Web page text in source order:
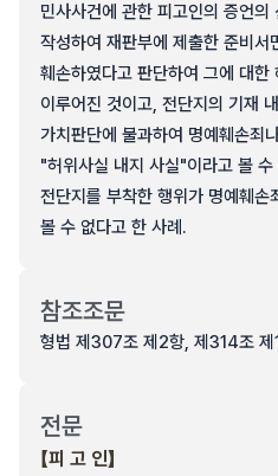
민사사건에 관한 피고인의 증언
작성하여 재판부에 제출한 준비서
훼손하였다고 판단하여 그에 대한
이루어진 것이고, 전단지의 기재
가치판단에 불과하여 명예훼손죄
"허위사실 내지 사실"이라고 볼 수
전단지를 부착한 행위가 명예훼손
볼 수 없다고 한 사례.
참조조문
형법 제307조 제2항, 제314조 제
전문
【피 고 인】